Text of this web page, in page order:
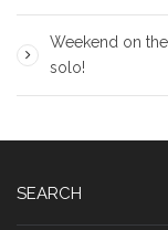
Weekend on
solo!
SEARCH